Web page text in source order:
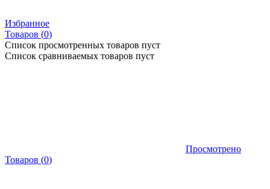
Избранное
Товаров (0)
Список просмотренных товаров пуст
Список сравниваемых товаров пуст
Просмотрено
Товаров (0)